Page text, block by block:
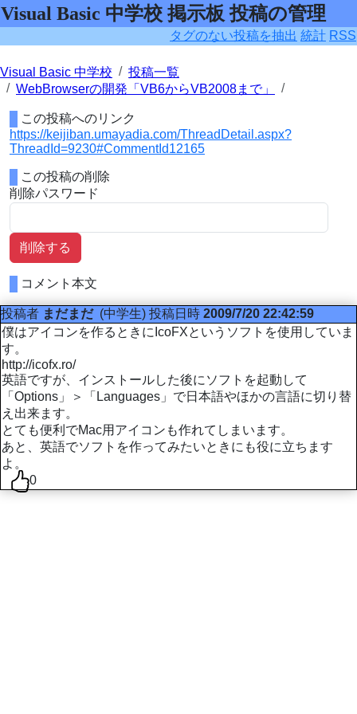
Visual Basic 中学校 掲示板 投稿の管理
タグのない投稿を抽出 統計 RSS
Visual Basic 中学校
投稿一覧
WebBrowserの開発「VB6からVB2008まで」
この投稿へのリンク
https://keijiban.umayadia.com/ThreadDetail.aspx?
ThreadId=9230#CommentId12165
この投稿の削除
削除パスワード
削除する
コメント本文
投稿者 まだまだ(中学生) 投稿日時 2009/7/20 22:42:59
僕はアイコンを作るときにIcoFXというソフトを使用していま
す。
http://icofx.ro/
英語ですが、インストールした後にソフトを起動して
「Options」＞「Languages」で日本語やほかの言語に切り替
え出来ます。
とても便利でMac用アイコンも作れてしまいます。
あと、英語でソフトを作ってみたいときにも役に立ちます
よ。
0